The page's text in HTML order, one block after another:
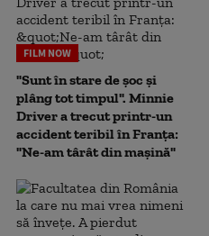
FILM NOW
"Sunt în stare de șoc și
plâng tot timpul". Minnie
Driver a trecut printr-un
accident teribil în Franța:
"Ne-am târât din mașină"